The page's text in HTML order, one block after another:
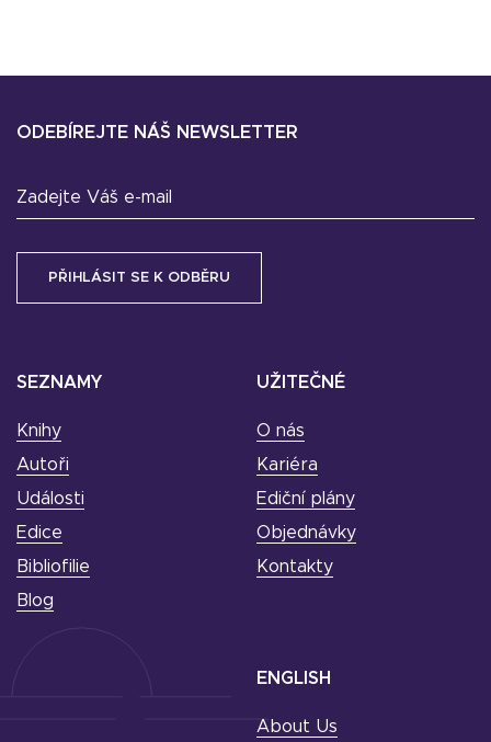
SEZNAMY
Knihy
Autoři
Události
Edice
Bibliofilie
Blog
UŽITEČNÉ
O nás
Kariéra
Ediční plány
Objednávky
Kontakty
ODEBÍREJTE NÁŠ NEWSLETTER
Zadejte Váš e-mail
ENGLISH
About Us